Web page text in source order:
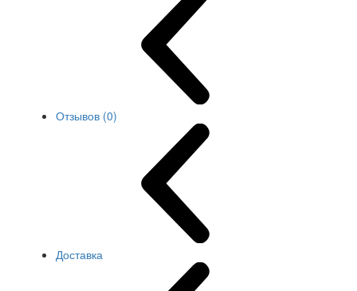
Отзывов (0)
Доставка